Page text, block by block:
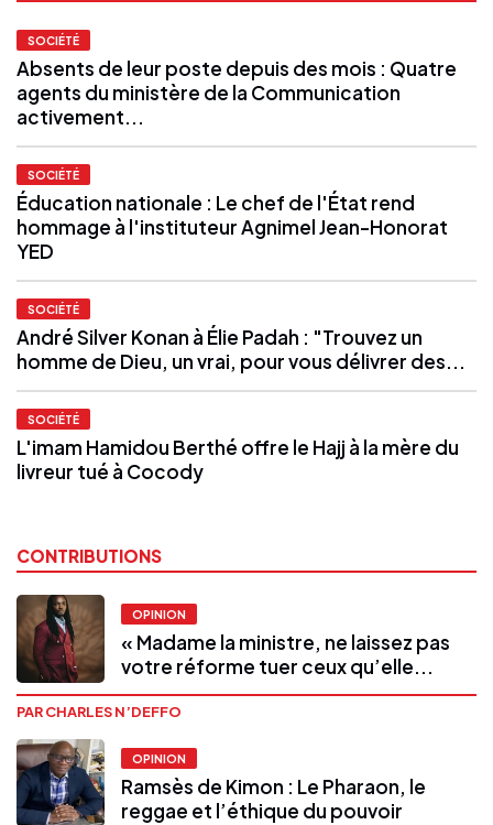
SOCIÉTÉ
Absents de leur poste depuis des mois : Quatre
agents du ministère de la Communication
activement...
SOCIÉTÉ
Éducation nationale : Le chef de l'État rend
hommage à l'instituteur Agnimel Jean-Honorat
YED
SOCIÉTÉ
André Silver Konan à Élie Padah : "Trouvez un
homme de Dieu, un vrai, pour vous délivrer des...
SOCIÉTÉ
L'imam Hamidou Berthé offre le Hajj à la mère du
livreur tué à Cocody
CONTRIBUTIONS
OPINION
« Madame la ministre, ne laissez pas
votre réforme tuer ceux qu’elle...
PAR CHARLES N’DEFFO
OPINION
Ramsès de Kimon : Le Pharaon, le
reggae et l’éthique du pouvoir